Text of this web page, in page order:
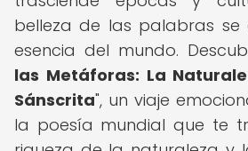
belleza de las palabras se
esencia del mundo.
las Metáforas: La
Sánscrita", un viaje
la poesía mundial que te